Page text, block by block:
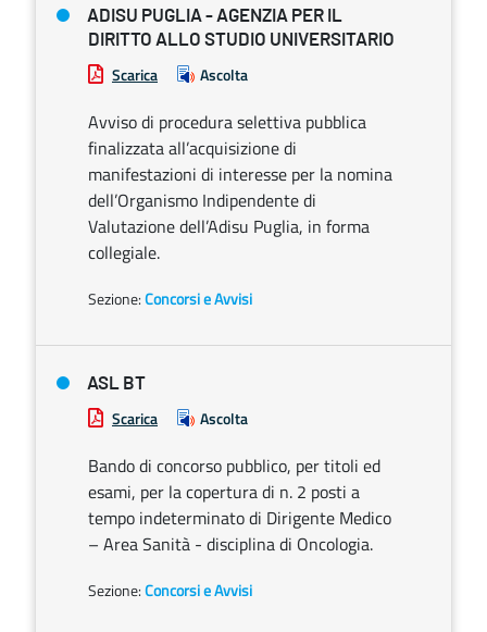
ADISU PUGLIA - AGENZIA PER IL
DIRITTO ALLO STUDIO UNIVERSITARIO
Scarica Ascolta
Avviso di procedura selettiva pubblica
finalizzata all’acquisizione di
manifestazioni di interesse per la nomina
dell’Organismo Indipendente di
Valutazione dell’Adisu Puglia, in forma
collegiale.
Sezione:Concorsi e Avvisi
ASL BT
Scarica Ascolta
Bando di concorso pubblico, per titoli ed
esami, per la copertura di n. 2 posti a
tempo indeterminato di Dirigente Medico
– Area Sanità - disciplina di Oncologia.
Sezione:Concorsi e Avvisi